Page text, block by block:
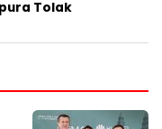
Tolak